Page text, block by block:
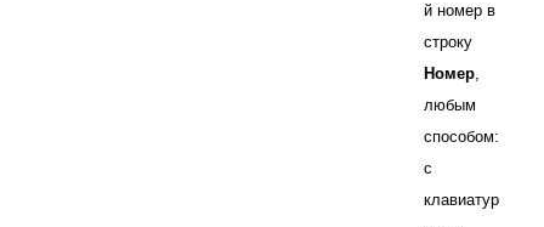
й номер в
строку
Номер,
любым
способом:
с
клавиатур